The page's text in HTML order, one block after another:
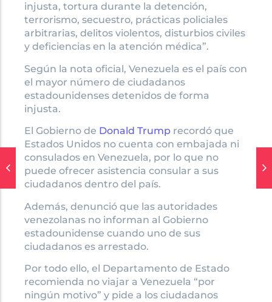
injusta, tortura durante la detención,
terrorismo, secuestro, prácticas policiales
arbitrarias, delitos violentos, disturbios civiles
y deficiencias en la atención médica”.
Según la nota oficial, Venezuela es el país con
el mayor número de ciudadanos
estadounidenses detenidos de forma
injusta.
El Gobierno de Donald Trump recordó que
Estados Unidos no cuenta con embajada ni
consulados en Venezuela, por lo que no
puede ofrecer asistencia consular a sus
ciudadanos dentro del país.
Además, denunció que las autoridades
venezolanas no informan al Gobierno
estadounidense cuando uno de sus
ciudadanos es arrestado.
Por todo ello, el Departamento de Estado
recomienda no viajar a Venezuela “por
ningún motivo” y pide a los ciudadanos